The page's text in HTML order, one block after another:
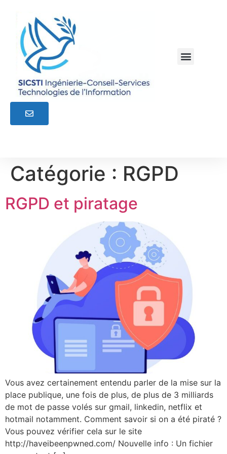
Catégorie : RGPD
RGPD et piratage
Vous avez certainement entendu parler de la mise sur la
place publique, une fois de plus, de plus de 3 milliards
de mot de passe volés sur gmail, linkedin, netflix et
hotmail notamment. Comment savoir si on a été piraté ?
Vous pouvez vérifier cela sur le site
http://haveibeenpwned.com/ Nouvelle info : Un fichier